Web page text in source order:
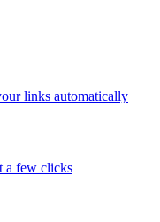
links automatically
a few clicks